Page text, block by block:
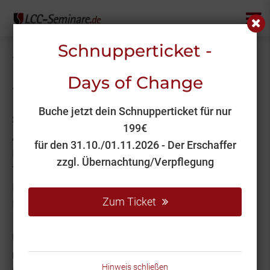
Widerrufsbelehrung
Widerrufsrecht
Sie haben das Recht, binnen vierzehn Tagen ohne
Angabe von Gründen diesen Vertrag zu widerrufen.
Die Widerrufsfrist beträgt vierzehn Tage ab dem
Tag, an dem Sie oder ein von Ihnen benannter
Dritter, der nicht der Beförderer ist, die Waren in
Besitz genommen haben bzw. hat.
Um Ihr Widerrufsrecht auszuüben, müssen Sie uns
mittels einer eindeutigen Erklärung, zum Beispiel per
Schnupperticket -
Days of Change
Buche jetzt dein Schnupperticket für nur
199€
für den 31.10./01.11.2026 - Der Erschaffer
zzgl. Übernachtung/Verpflegung
Zum Ticket
Hinweis schließen